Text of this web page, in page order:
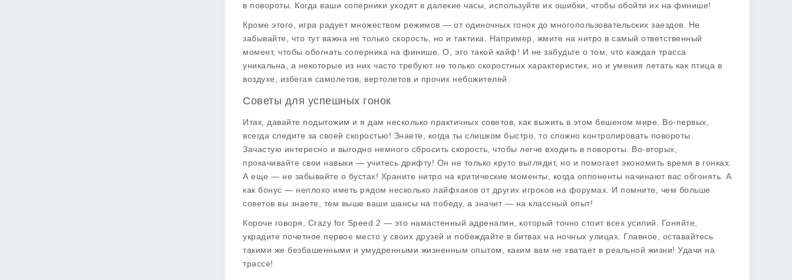
в повороты. Когда ваши соперники уходят в далекие часы, используйте их ошибки, чтобы обойти их на финише!
Кроме этого, игра радует множеством режимов — от одиночных гонок до многопользовательских заездов. Не
забывайте, что тут важна не только скорость, но и тактика. Например, жмите на нитро в самый ответственный
момент, чтобы обогнать соперника на финише. О, это такой кайф! И не забудьте о том, что каждая трасса
уникальна, а некоторые из них часто требуют не только скоростных характеристик, но и умения летать как птица в
воздухе, избегая самолетов, вертолетов и прочих небожителей.
Советы для успешных гонок
Итак, давайте подытожим и я дам несколько практичных советов , как выжить в этом бешеном мире. Во-первых,
всегда следите за своей скоростью! Знаете, когда ты слишком быстро, то сложно контролировать повороты.
Зачастую интересно и выгодно немного сбросить скорость, чтобы легче входить в повороты. Во-вторых,
прокачивайте свои навыки — учитесь дрифту! Он не только круто выглядит, но и помогает экономить время в гонках.
А еще — не забывайте о бустах! Храните нитро на критические моменты, когда оппоненты начинают вас обгонять. А
как бонус — неплохо иметь рядом несколько лайфхаков от других игроков на форумах. И помните, чем больше
советов вы знаете, тем выше ваши шансы на победу, а значит — на классный опыт!
Короче говоря, Crazy for Speed 2 — это намастенный адреналин, который точно стоит всех усилий. Гоняйте,
украдите почетное первое место у своих друзей и побеждайте в битвах на ночных улицах. Главное, оставайтесь
такими же безбашенными и умудренными жизненным опытом, каким вам не хватает в реальной жизни! Удачи на
трассе!